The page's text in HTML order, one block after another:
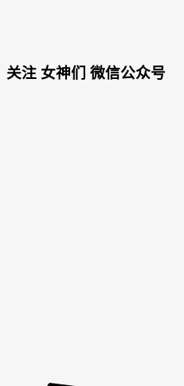
关注 女神们 微信公众号